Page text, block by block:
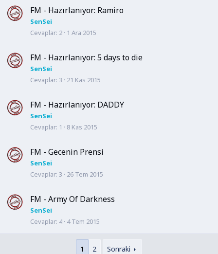
FM - Hazırlanıyor: Ramiro
SenSei
Cevaplar 2 1 Ara 2015
FM - Hazırlanıyor: 5 days to die
SenSei
Cevaplar 3 21 Kas 2015
FM - Hazırlanıyor: DADDY
SenSei
Cevaplar 1 8 Kas 2015
FM - Gecenin Prensi
SenSei
Cevaplar 3 26 Tem 2015
FM - Army Of Darkness
SenSei
Cevaplar 4 4 Tem 2015
1 2 Sonraki